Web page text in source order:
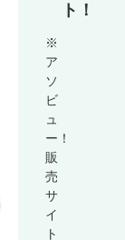
ト！
※
ア
ソ
ビ
ュ
ー！
販
売
サ
イ
ト